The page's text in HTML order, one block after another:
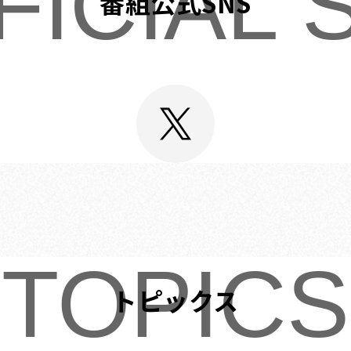
トピックス
TOPICS